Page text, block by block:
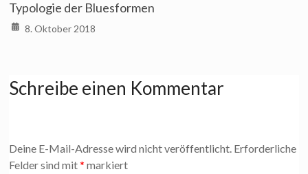
Typologie der Bluesformen
8. Oktober 2018
Schreibe einen Kommentar
Deine E-Mail-Adresse wird nicht veröffentlicht. Erforderliche
Felder sind mit* markiert